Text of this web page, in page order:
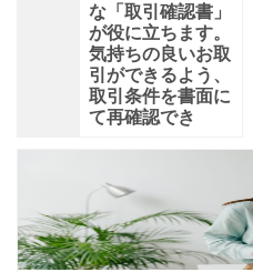
な「取引確認書」
が役に立ちます。
気持ちの良いお取
引ができるよう、
取引条件を書面に
て再確認でき